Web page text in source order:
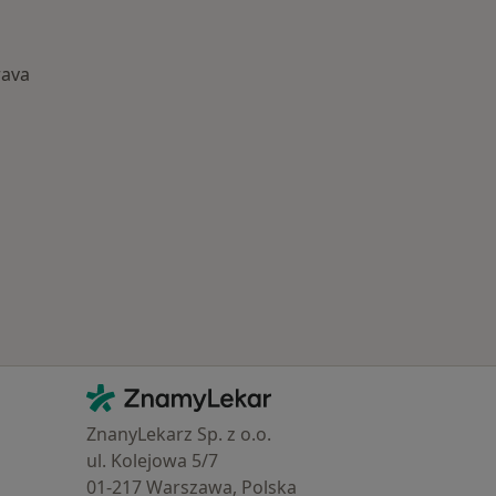
Kontakt
ZnamyLekar - Hlavní stránka
ZnanyLekarz Sp. z o.o.
ul. Kolejowa 5/7
01-217 Warszawa, Polska